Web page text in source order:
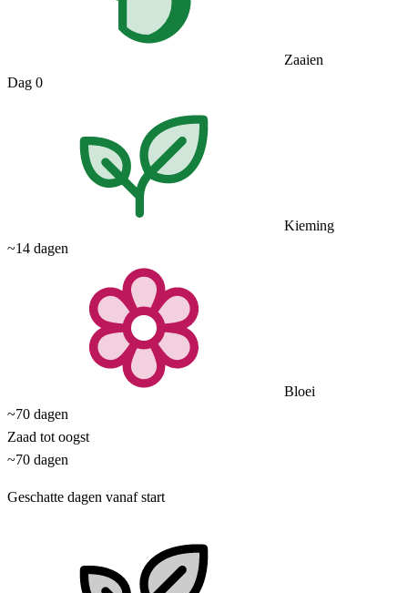
Zaaien
Dag 0
Kieming
~14 dagen
Bloei
~70 dagen
Zaad tot oogst
~70 dagen
Geschatte dagen vanaf start